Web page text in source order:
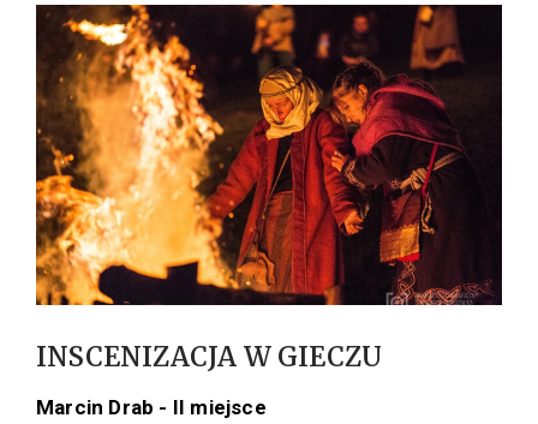
INSCENIZACJA W GIECZU
Marcin Drab - II miejsce